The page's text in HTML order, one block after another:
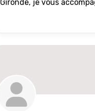
Gironde, je vous